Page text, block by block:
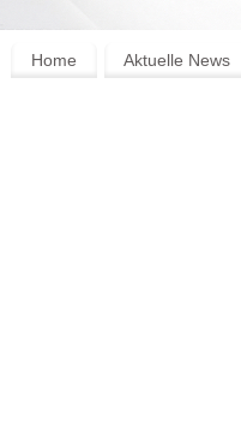
Home Aktuelle News